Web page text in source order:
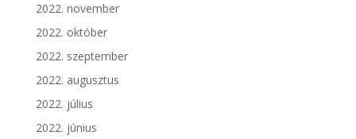
2022. november
2022. október
2022. szeptember
2022. augusztus
2022. július
2022. június